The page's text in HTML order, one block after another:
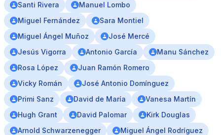
Santi Rivera
Manuel Lombo
Miguel Fernández
Sara Montiel
Miguel Ángel Muñoz
José Mercé
Jesús Vigorra
Antonio García
Manu Sánchez
Rosa López
Juan Ramón Romero
Vicky Román
José Antonio Domínguez
Primi Sanz
David de María
Vanesa Martín
Hugh Grant
David Palomar
Kirk Douglas
Arnold Schwarzenegger
Miguel Ángel Rodríguez